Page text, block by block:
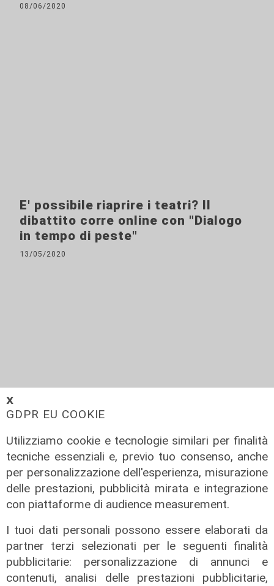
𝗫
GDPR EU COOKIE
Utilizziamo cookie e tecnologie similari per finalità
tecniche essenziali e, previo tuo consenso, anche
per personalizzazione dell'esperienza, misurazione
delle prestazioni, pubblicità mirata e integrazione
con piattaforme di audience measurement.
I tuoi dati personali possono essere elaborati da
partner terzi selezionati per le seguenti finalità
pubblicitarie: personalizzazione di annunci e
contenuti, analisi delle prestazioni pubblicitarie,
08/06/2020
E' possibile riaprire i teatri? Il
dibattito corre online con "Dialogo
in tempo di peste"
13/05/2020
Genova vuole diventare la prima
città con i teatri "Covid-free"
24/04/2020